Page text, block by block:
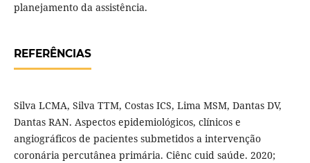
planejamento da assistência.
REFERÊNCIAS
Silva LCMA, Silva TTM, Costas ICS, Lima MSM, Dantas DV,
Dantas RAN. Aspectos epidemiológicos, clínicos e
angiográficos de pacientes submetidos a intervenção
coronária percutânea primária. Ciênc cuid saúde. 2020;